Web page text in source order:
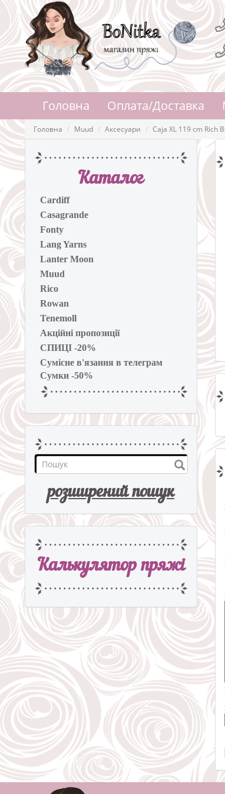
Головна Оплата/Доставка
Головна Muud Аксесуари Caja XL 119 cm Rich
Каталог
Cardiff
Casagrande
Fonty
Lang Yarns
Lanter Moon
Muud
Rico
Rowan
Tenemoll
Акційні пропозиції
СПИЦІ -20%
Сумісне в'язання в телеграм
Сумки -50%
розширений пошук
Калькулятор пряжi